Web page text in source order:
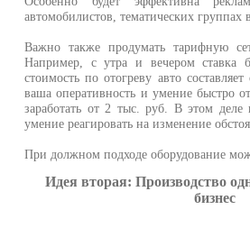
автомобилистов, тематических группах
Важно также продумать тарифную
Например, с утра и вечером ставка
стоимость по отогреву авто
ваша оперативность и умение быстро
заработать от 2 тыс. руб. В этом
умение реагировать на изменение
При должном подходе оборудование
Идея вторая: Производство
бизнес